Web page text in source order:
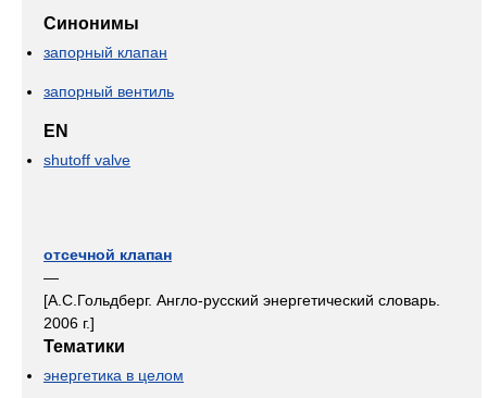
Синонимы
запорный клапан
запорный вентиль
EN
shutoff valve
отсечной клапан
—
[А.С.Гольдберг. Англо-русский энергетический словарь.
2006 г.]
Тематики
энергетика в целом